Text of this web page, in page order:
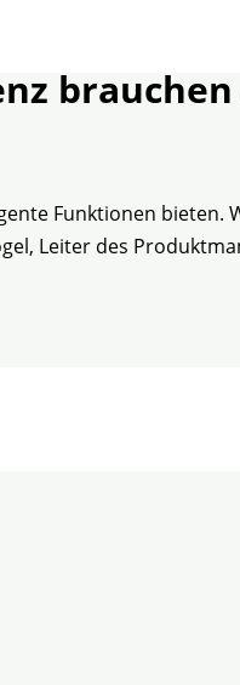
Funktionen bieten.
Leiter des